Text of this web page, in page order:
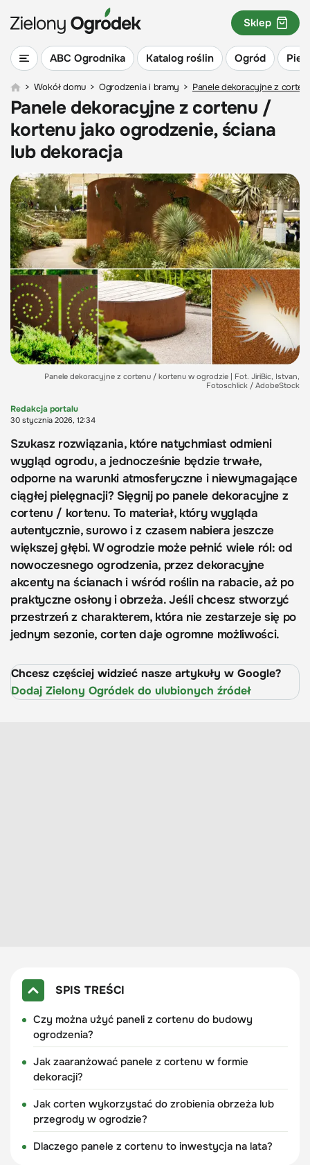
ABC Ogrodnika Katalog roślin Ogród
Sklep
> Wokół domu > Ogrodzenia i bramy > Panele dekoracyjne z
Panele dekoracyjne z cortenu /
kortenu jako ogrodzenie, ściana
lub dekoracja
Panele dekoracyjne z cortenu / kortenu w ogrodzie | Fot. JiriBic, Istvan,
Fotoschlick / AdobeStock
Redakcja portalu
30 stycznia 2026, 12:34
Szukasz rozwiązania, które natychmiast odmieni
wygląd ogrodu, a jednocześnie będzie trwałe,
odporne na warunki atmosferyczne i niewymagające
ciągłej pielęgnacji? Sięgnij po panele dekoracyjne z
cortenu / kortenu. To materiał, który wygląda
autentycznie, surowo i z czasem nabiera jeszcze
większej głębi. W ogrodzie może pełnić wiele ról: od
nowoczesnego ogrodzenia, przez dekoracyjne
akcenty na ścianach i wśród roślin na rabacie, aż po
praktyczne osłony i obrzeża. Jeśli chcesz stworzyć
przestrzeń z charakterem, która nie zestarzeje się po
jednym sezonie, corten daje ogromne możliwości.
Chcesz częściej widzieć nasze artykuły w Google?
Dodaj Zielony Ogródek do ulubionych źródeł
SPIS TREŚCI
Czy można użyć paneli z cortenu do budowy
ogrodzenia?
Jak zaaranżować panele z cortenu w formie
dekoracji?
Jak corten wykorzystać do zrobienia obrzeża lub
przegrody w ogrodzie?
Dlaczego panele z cortenu to inwestycja na lata?